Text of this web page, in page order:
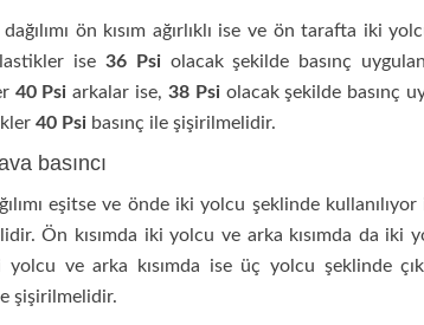
dağılımı ön kısım ağırlıklı ise ve ön tarafta iki
ise 36 Psi olacak şekilde basınç
40 Psiarkalar ise, 38 Psi olacak şekilde basınç
40 Psi basınç ile şişirilmelidir.
basıncı
eşitse ve önde iki yolcu şeklinde
Ön kısımda iki yolcu ve arka kısımda da
ve arka kısımda ise üç yolcu şeklinde
şişirilmelidir.